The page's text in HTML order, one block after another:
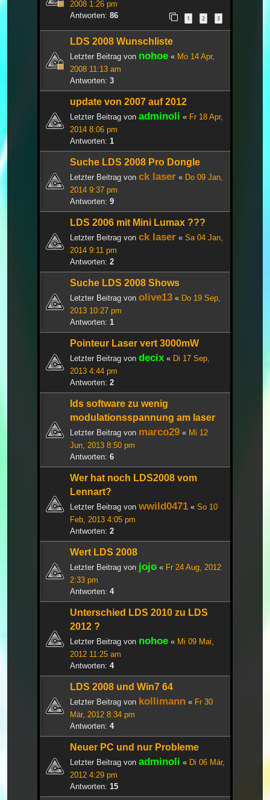
2008 1:26 pm
Antworten: 86 1 2 3
LDS 2008 Wunschliste
Letzter Beitrag von nohoe « Mo 14 Apr,
2008 11:13 am
Antworten: 3
update von 2007 auf 2012
Letzter Beitrag von adminoli « Fr 18 Apr,
2014 8:06 pm
Antworten: 1
Suche LDS 2008 Pro Dongle
Letzter Beitrag von ck laser « Do 09 Jan,
2014 9:37 pm
Antworten: 9
LDS 2006 mit Mini Lumax ???
Letzter Beitrag von ck laser « Sa 04 Jan,
2014 9:11 pm
Antworten: 2
Suche LDS 2008 Shows
Letzter Beitrag von olive13 « Do 19 Sep,
2013 10:27 pm
Antworten: 1
Pointeur Laser vert 3000mW
Letzter Beitrag von decix « Di 17 Sep,
2013 4:44 pm
Antworten: 2
lds software zu wenig
modulationsspannung am laser
Letzter Beitrag von marco29 « Mi 12
Jun, 2013 8:50 pm
Antworten: 6
Wer hat noch LDS2008 vom
Lennart?
Letzter Beitrag von wwild0471 « So 10
Feb, 2013 4:05 pm
Antworten: 2
Wert LDS 2008
Letzter Beitrag von jojo « Fr 24 Aug, 2012
2:33 pm
Antworten: 4
Unterschied LDS 2010 zu LDS
2012 ?
Letzter Beitrag von nohoe « Mi 09 Mai,
2012 11:25 am
Antworten: 4
LDS 2008 und Win7 64
Letzter Beitrag von kollimann « Fr 30
Mär, 2012 8:34 pm
Antworten: 4
Neuer PC und nur Probleme
Letzter Beitrag von adminoli « Di 06 Mär,
2012 4:29 pm
Antworten: 15